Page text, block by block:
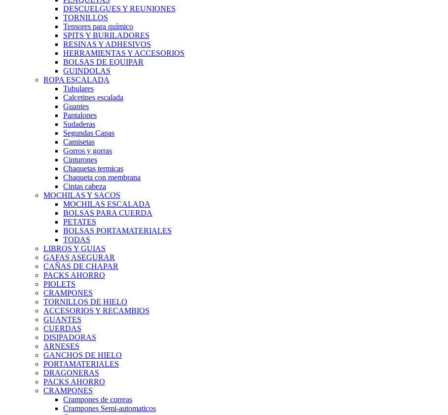
DESCUELGUES Y REUNIONES
TORNILLOS
Tensores para químico
SPITS Y BURILADORES
RESINAS Y ADHESIVOS
HERRAMIENTAS Y ACCESORIOS
BOLSAS DE EQUIPAR
GUINDOLAS
ROPA ESCALADA
Tubulares
Calcetines escalada
Guantes
Pantalones
Sudaderas
Segundas Capas
Camisetas
Gorros y gorras
Cinturones
Chaquetas termicas
Chaqueta con membrana
Cintas cabeza
MOCHILAS Y SACOS
MOCHILAS ESCALADA
BOLSAS PARA CUERDA
PETATES
BOLSAS PORTAMATERIALES
TODAS
LIBROS Y GUIAS
GAFAS ASEGURAR
CAÑAS DE CHAPAR
PACKS AHORRO
PIOLETS
CRAMPONES
TORNILLOS DE HIELO
ACCESORIOS Y RECAMBIOS
GUANTES
CUERDAS
DISIPADORAS
ARNESES
GANCHOS DE HIELO
PORTAMATERIALES
DRAGONERAS
PACKS AHORRO
CRAMPONES
Crampones de correas
Crampones Semi-automaticos